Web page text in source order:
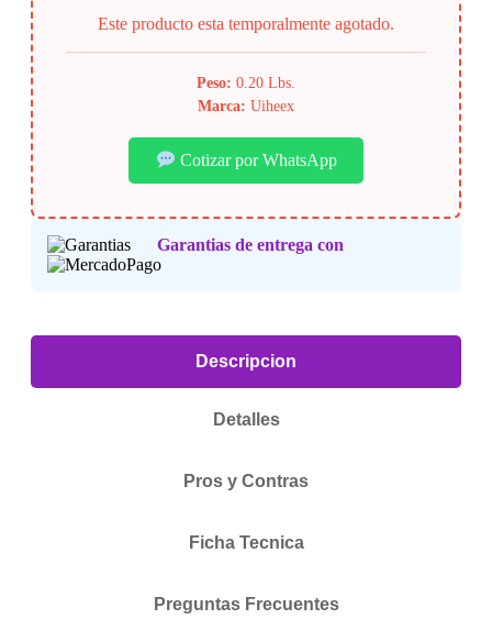
Este producto esta temporalmente agotado.
Peso: 0.20 Lbs.
Marca: Uiheex
Cotizar por WhatsApp
Garantias de entrega con
Descripcion
Detalles
Pros y Contras
Ficha Tecnica
Preguntas Frecuentes